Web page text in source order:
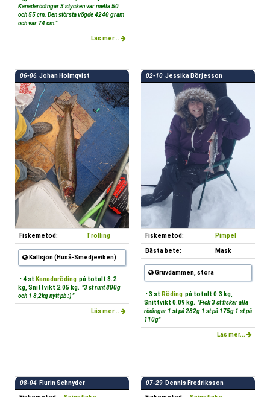
Kanadarödingar 3 stycken var mella 50
och 55 cm. Den största vögde 4240 gram
och var 74 cm."
Läs mer...
06-06 Johan Holmqvist
Fiskemetod: Trolling
Kallsjön (Huså-Smedjeviken)
• 4 st Kanadaröding på totalt 8.2
kg, Snittvikt 2.05 kg. "3 st runt 800g
och 1 8,2kg nytt pb :) "
Läs mer...
02-10 Jessika Börjesson
Fiskemetod: Pimpel
Bästa bete: Mask
Gruvdammen, stora
• 3 st Röding på totalt 0.3 kg,
Snittvikt 0.09 kg. "Fick 3 st fiskar alla
rödingar 1 st på 282g 1 st på 175g 1 st på
110g"
Läs mer...
08-04 Flurin Schnyder 07-29 Dennis Fredriksson